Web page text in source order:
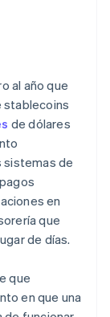
al año que
stablecoins
de dólares
sistemas de
en
que
de días.
que
en que una